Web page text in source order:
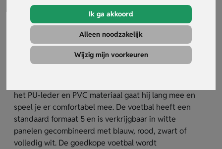
Ik ga akkoord
Alleen noodzakelijk
Wijzig mijn voorkeuren
Goedkope Voetbal
Artikelnummer:30779
het PU-leder en PVC materiaal gaat hij lang mee en
speel je er comfortabel mee. De voetbal heeft een
standaard formaat 5 en is verkrijgbaar in witte
panelen gecombineerd met blauw, rood, zwart of
volledig wit. De goedkope voetbal wordt